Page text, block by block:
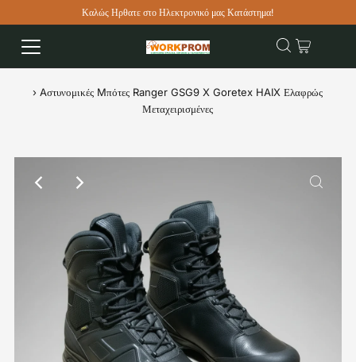
Καλώς Ηρθατε στο Ηλεκτρονικό μας Κατάστημα!
› Aστυνομικές Mπότες Ranger GSG9 X Goretex HAIX Ελαφρώς
Μεταχειρισμένες